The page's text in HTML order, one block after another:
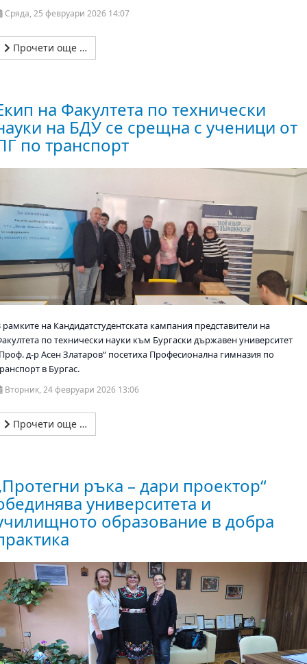
Сряда, 25 февруари 2026 14:07
Прочети още …
на Факултета по технически
на БДУ се срещна с ученици от
по транспорт
рамките на Кандидатстудентската кампания представители на
по технически науки към Бургаски държавен университет
д-р Асен Златаров“ посетиха Професионална гимназия по
в Бургас.
Вторник, 24 февруари 2026 13:06
Прочети още …
ръка – дари проектор“
университета и
образование в добра